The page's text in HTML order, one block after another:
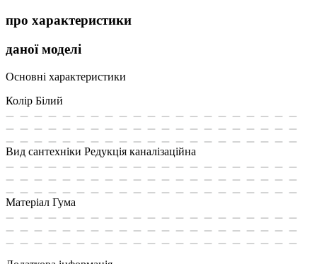
про характеристики
даної моделі
Основні характеристики
Колір Білий
Вид сантехніки Редукція каналізаційна
Матеріал Гума